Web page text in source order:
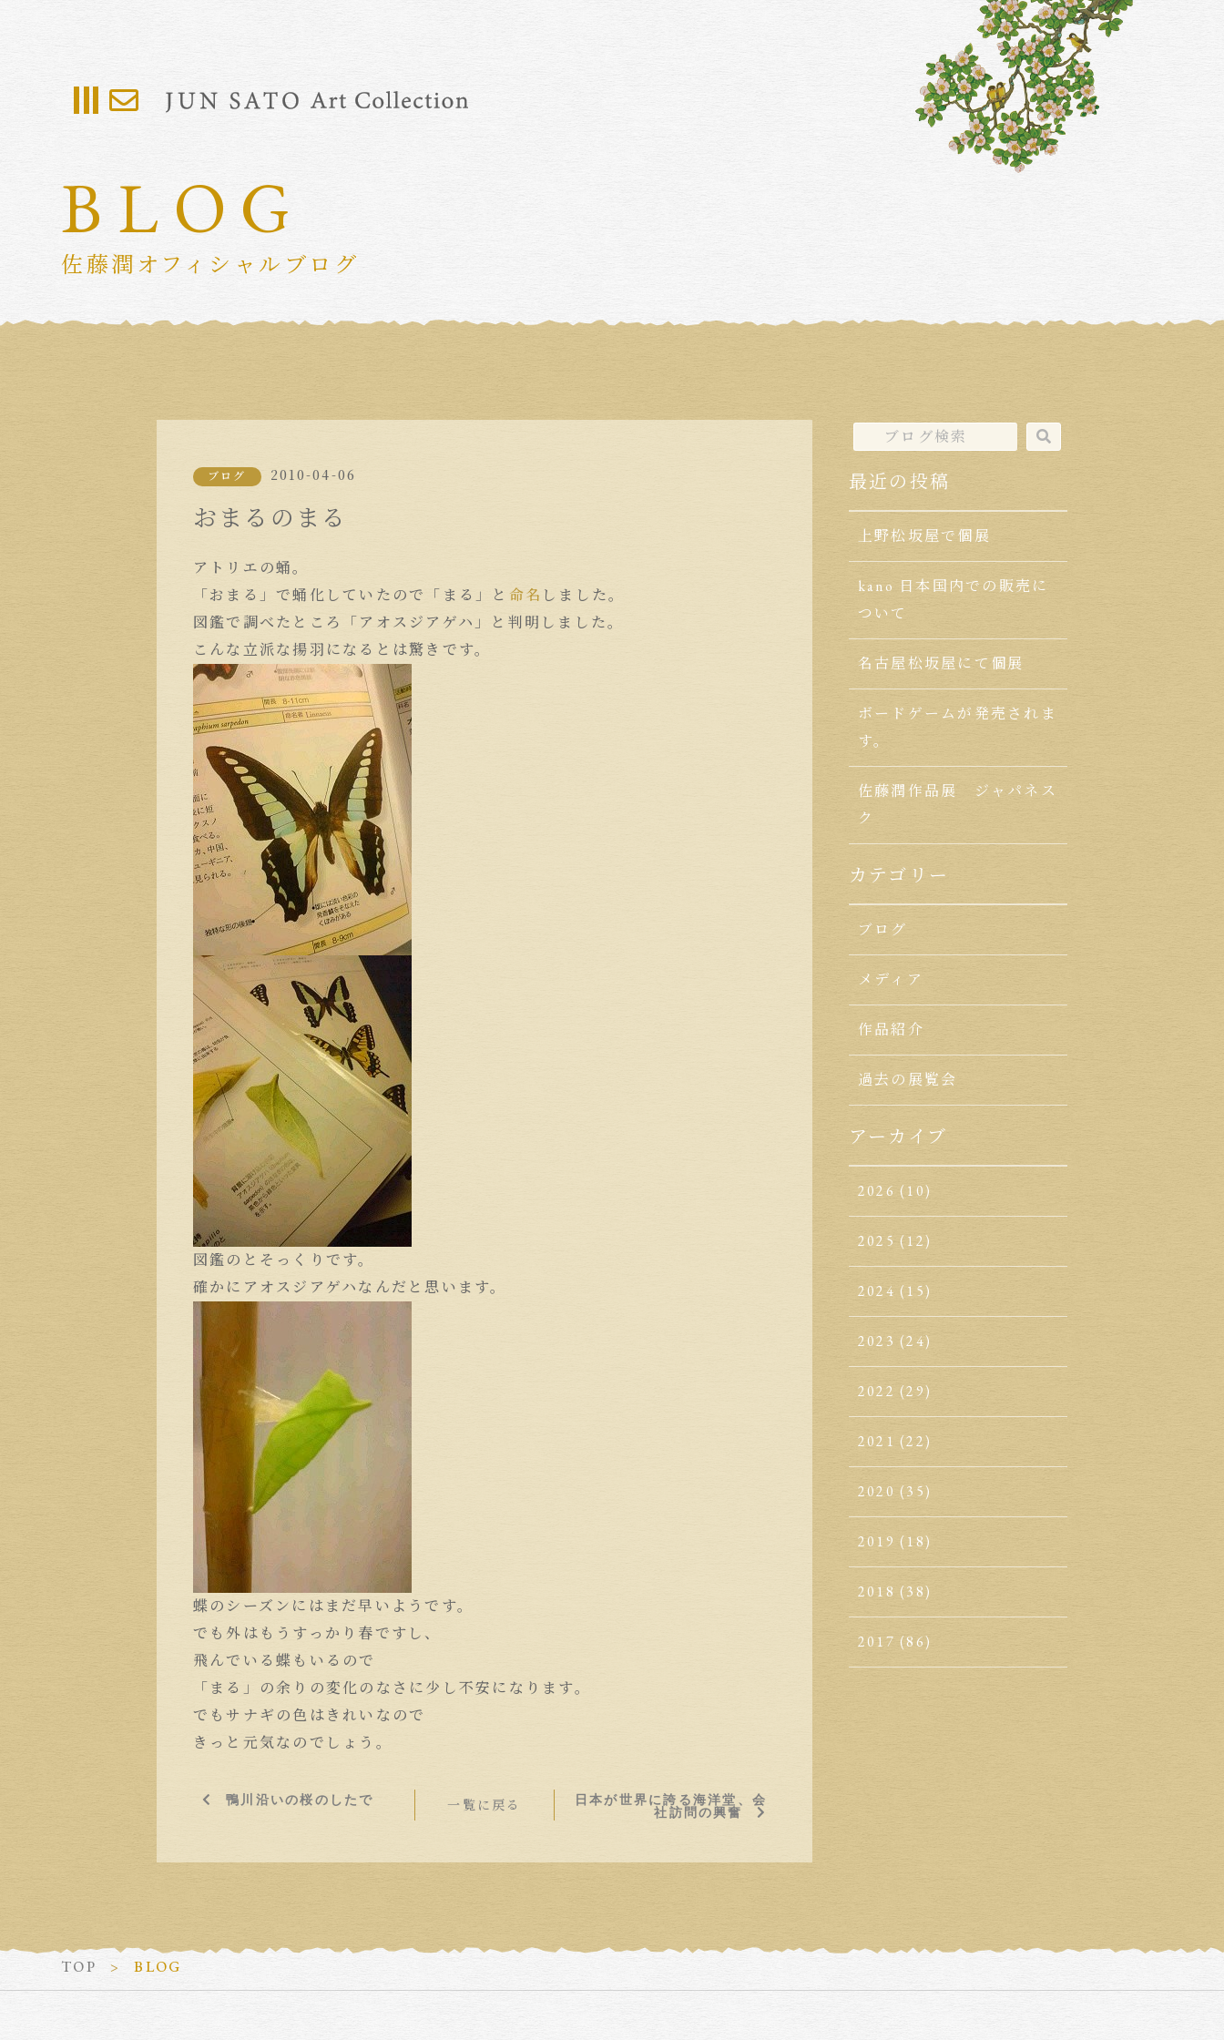
BLOG
佐藤潤オフィシャルブログ
ブログ 2010-04-06
おまるのまる
アトリエの蛹。
「おまる」で蛹化していたので「まる」と 命名 しました。
図鑑で調べたところ「アオスジアゲハ」と判明しました。
こんな立派な揚羽になるとは驚きです。
図鑑のとそっくりです。
確かにアオスジアゲハなんだと思います。
蝶のシーズンにはまだ早いようです。
でも外はもうすっかり春ですし、
飛んでいる蝶もいるので
「まる」の余りの変化のなさに少し不安になります。
でもサナギの色はきれいなので
きっと元気なのでしょう。
鴨川沿いの桜のしたで 一覧に戻る
日本が世界に誇る海洋堂、会
社訪問の興奮
最近の投稿
上野松坂屋で個展
kano 日本国内での販売に
ついて
名古屋松坂屋にて個展
ボードゲームが発売されま
す。
佐藤潤作品展 ジャパネス
ク
カテゴリー
ブログ
メディア
作品紹介
過去の展覧会
アーカイブ
2026 (10)
2025 (12)
2024 (15)
2023 (24)
2022 (29)
2021 (22)
2020 (35)
2019 (18)
2018 (38)
2017 (86)
TOP BLOG